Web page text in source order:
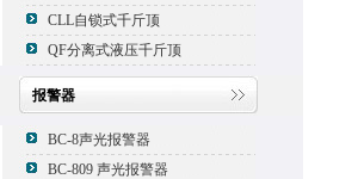
CLL自锁式千斤顶
QF分离式液压千斤顶
报警器
BC-8声光报警器
BC-809 声光报警器